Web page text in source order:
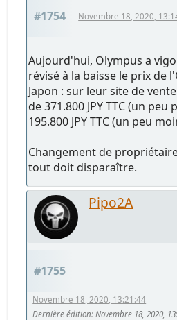
#1754 Novembre 18, 2020,
Aujourd'hui, Olympus a
révisé à la baisse le prix de
Japon : sur leur site de
de 371.800 JPY TTC (un peu
195.800 JPY TTC (un peu
Changement de
tout doit disparaître.
Pipo2A
#1755
Novembre 18, 2020, 13:21:44
Dernière édition: Novembre 18, 2020,